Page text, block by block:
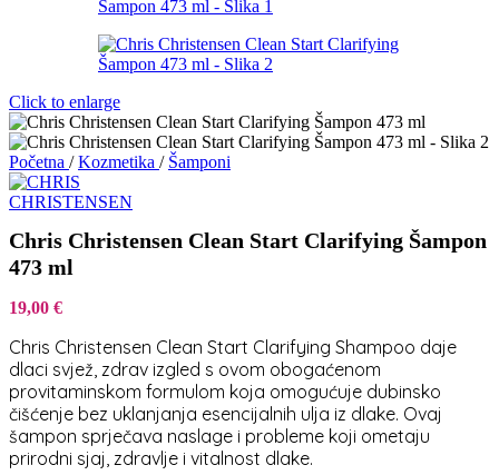
Click to enlarge
Početna / Kozmetika / Šamponi
Chris Christensen Clean Start Clarifying Šampon
473 ml
19,00 €
Chris Christensen Clean Start Clarifying Shampoo daje
dlaci svjež, zdrav izgled s ovom obogaćenom
provitaminskom formulom koja omogućuje dubinsko
čišćenje bez uklanjanja esencijalnih ulja iz dlake. Ovaj
šampon sprječava naslage i probleme koji ometaju
prirodni sjaj, zdravlje i vitalnost dlake.